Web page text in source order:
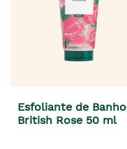
Esfoliante de Banho
British Rose 50 ml